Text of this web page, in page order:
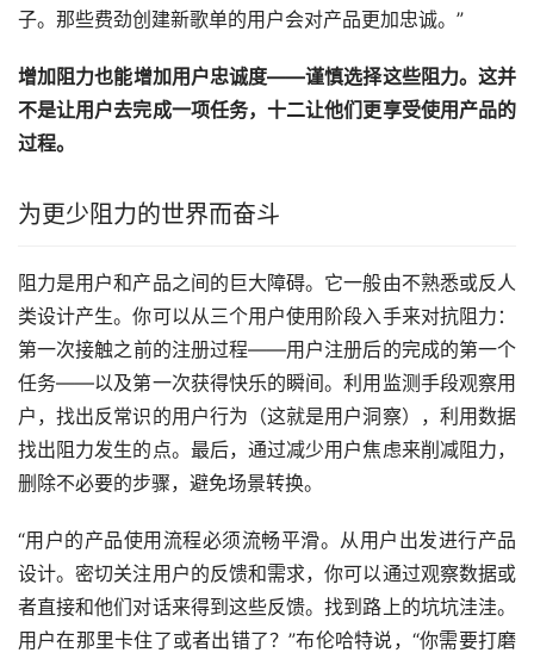
子。那些费劲创建新歌单的用户会对产品更加忠诚。”
增加阻力也能增加用户忠诚度——谨慎选择这些阻力。这并
不是让用户去完成一项任务，十二让他们更享受使用产品的
过程。
为更少阻力的世界而奋斗
阻力是用户和产品之间的巨大障碍。它一般由不熟悉或反人
类设计产生。你可以从三个用户使用阶段入手来对抗阻力：
第一次接触之前的注册过程——用户注册后的完成的第一个
任务——以及第一次获得快乐的瞬间。利用监测手段观察用
户，找出反常识的用户行为（这就是用户洞察），利用数据
找出阻力发生的点。最后，通过减少用户焦虑来削减阻力，
删除不必要的步骤，避免场景转换。
“用户的产品使用流程必须流畅平滑。从用户出发进行产品
设计。密切关注用户的反馈和需求，你可以通过观察数据或
者直接和他们对话来得到这些反馈。找到路上的坑坑洼洼。
用户在那里卡住了或者出错了？”布伦哈特说，“你需要打磨